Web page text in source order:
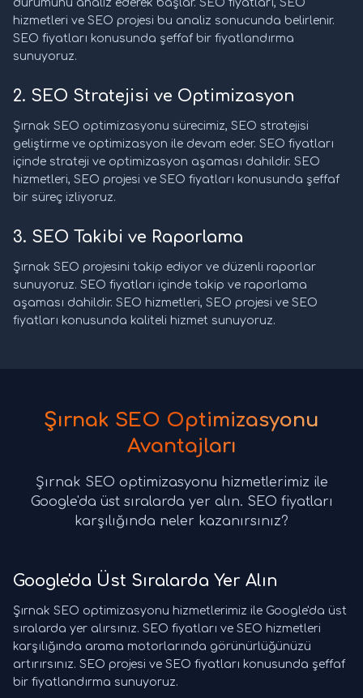
durumunu analiz ederek başlar. SEO fiyatları, SEO
hizmetleri ve SEO projesi bu analiz sonucunda belirlenir.
SEO fiyatları konusunda şeffaf bir fiyatlandırma
sunuyoruz.
2. SEO Stratejisi ve Optimizasyon
Şırnak SEO optimizasyonu sürecimiz, SEO stratejisi
geliştirme ve optimizasyon ile devam eder. SEO fiyatları
içinde strateji ve optimizasyon aşaması dahildir. SEO
hizmetleri, SEO projesi ve SEO fiyatları konusunda şeffaf
bir süreç izliyoruz.
3. SEO Takibi ve Raporlama
Şırnak SEO projesini takip ediyor ve düzenli raporlar
sunuyoruz. SEO fiyatları içinde takip ve raporlama
aşaması dahildir. SEO hizmetleri, SEO projesi ve SEO
fiyatları konusunda kaliteli hizmet sunuyoruz.
Şırnak SEO Optimizasyonu
Avantajları
Şırnak SEO optimizasyonu hizmetlerimiz ile
Google'da üst sıralarda yer alın. SEO fiyatları
karşılığında neler kazanırsınız?
Google'da Üst Sıralarda Yer Alın
Şırnak SEO optimizasyonu hizmetlerimiz ile Google'da üst
sıralarda yer alırsınız. SEO fiyatları ve SEO hizmetleri
karşılığında arama motorlarında görünürlüğünüzü
artırırsınız. SEO projesi ve SEO fiyatları konusunda şeffaf
bir fiyatlandırma sunuyoruz.